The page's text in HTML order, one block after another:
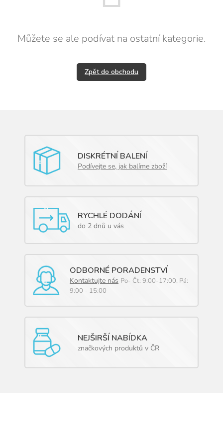
Můžete se ale podívat na ostatní kategorie.
Zpět do obchodu
DISKRÉTNÍ BALENÍ
Podívejte se, jak balíme zboží
RYCHLÉ DODÁNÍ
do 2 dnů u vás
ODBORNÉ PORADENSTVÍ
Kontaktujte nás Po- Čt: 9:00-17:00, Pá:
9:00 - 15:00
NEJŠIRŠÍ NABÍDKA
značkových produktů v ČR